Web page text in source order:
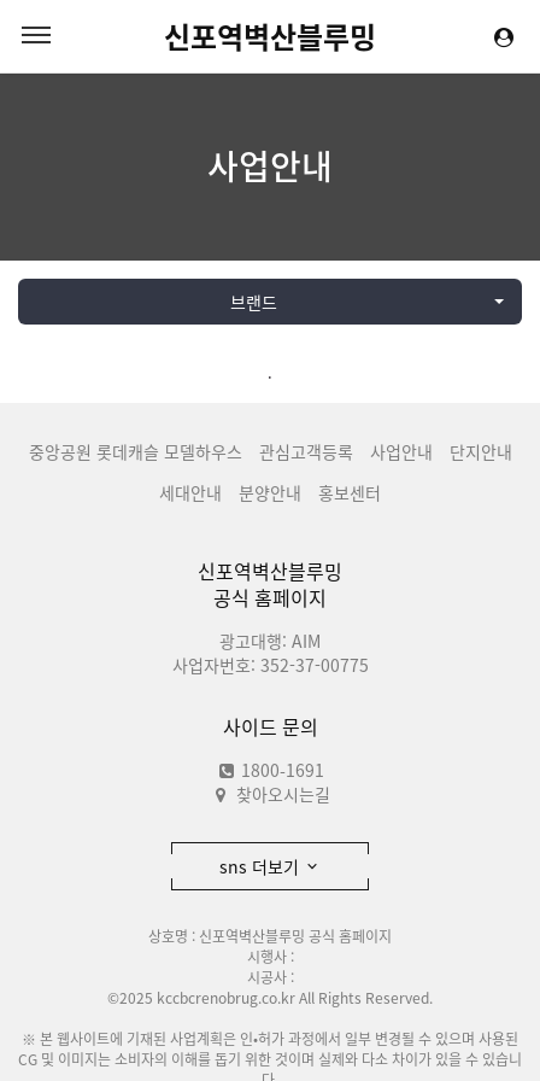
신포역벽산블루밍
사업안내
브랜드
.
중앙공원 롯데캐슬 모델하우스 관심고객등록 사업안내
단지안내
세대안내
분양안내 홍보센터
신포역벽산블루밍
공식 홈페이지
광고대행: AIM
사업자번호: 352-37-00775
사이드 문의
1800-1691
찾아오시는길
sns 더보기
상호명 : 신포역벽산블루밍 공식 홈페이지
시행사 :
시공사 :
©2025 kccbcrenobrug.co.kr All Rights Reserved.
※ 본 웹사이트에 기재된 사업계획은 인•허가 과정에서 일부 변경될 수 있으며 사용된
CG 및 이미지는 소비자의 이해를 돕기 위한 것이며 실제와 다소 차이가 있을 수 있습니